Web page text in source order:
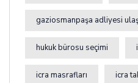
gaziosmanpaşa adliyesi
hukuk bürosu seçimi
icra masrafları icra